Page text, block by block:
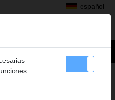
español
de prensar